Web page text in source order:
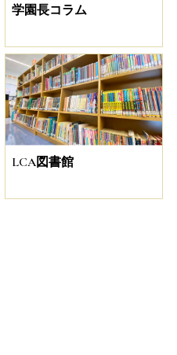
学園長コラム
LCA図書館